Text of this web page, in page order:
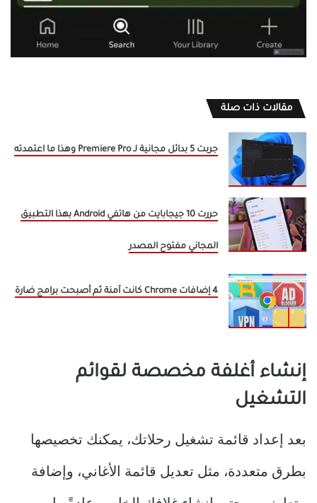
مقالات ذات صلة
جربت 5 بدائل مجانية لـ Premiere Pro وهذا ما اعتمدته
حررت 10 جيجابايت من هاتفي Android بهذا التطبيق
المجاني مفتوح المصدر
4 إضافات Chrome كانت آمنة ثم أصبحت برامج ضارة
إنشاء أغلفة مخصصة لقوائم
التشغيل
بعد إعداد قائمة تشغيل رحلاتك، يمكنك تخصيصها
بطرق متعددة، مثل تعديل قائمة الأغاني، وإضافة